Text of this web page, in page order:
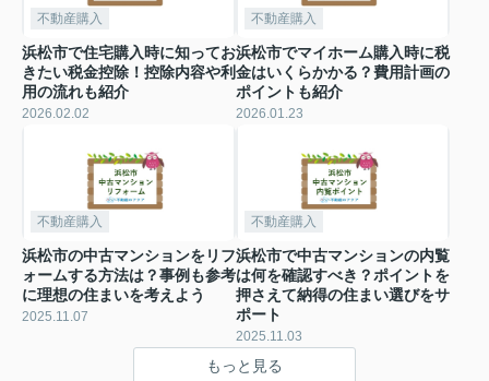
不動産購入
浜松市で住宅購入時に知ってお
きたい税金控除！控除内容や利
用の流れも紹介
2026.02.02
不動産購入
浜松市でマイホーム購入時に税
金はいくらかかる？費用計画の
ポイントも紹介
2026.01.23
不動産購入
浜松市の中古マンションをリフ
ォームする方法は？事例も参考
に理想の住まいを考えよう
2025.11.07
不動産購入
浜松市で中古マンションの内覧
は何を確認すべき？ポイントを
押さえて納得の住まい選びをサ
ポート
2025.11.03
もっと見る